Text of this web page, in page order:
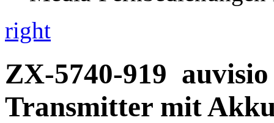
right
ZX-5740-919
Transmitter mit